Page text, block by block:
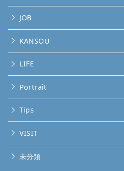
JOB
KANSOU
LIFE
Portrait
Tips
VISIT
未分類